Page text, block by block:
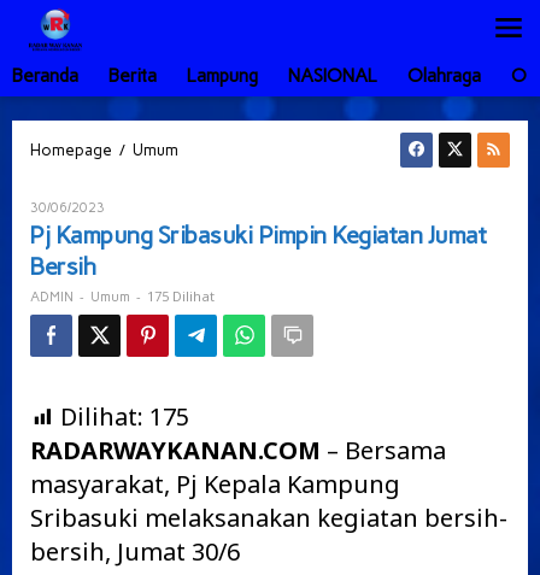
Lewati
konten
Beranda
Berita Lampung NASIONAL Olahraga
Homepage / Umum
Kegiatan
30/06/2023
Pj Kampung Sribasuki Pimpin Kegiatan Jumat
Bersih
ADMIN - Umum - 175 Dilihat
Dilihat: 175
RADARWAYKANAN.COM – Bersama
masyarakat, Pj Kepala Kampung
Sribasuki melaksanakan kegiatan bersih-
bersih, Jumat 30/6